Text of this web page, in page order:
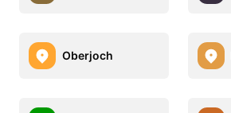
Oberjoch